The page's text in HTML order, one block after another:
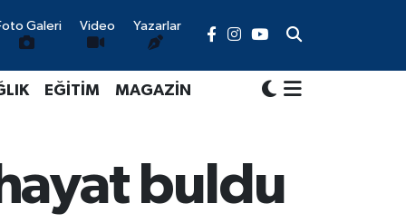
Galeri Video Yazarlar
EĞİTİM MAGAZİN
buldu